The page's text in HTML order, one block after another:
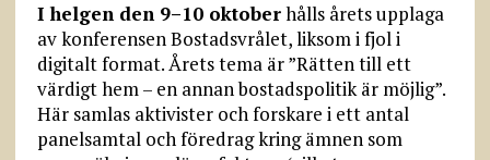
I helgen den 9–10 oktoberhålls årets upplaga
av konferensen Bostadsvrålet, liksom i fjol i
digitalt format. Årets tema är ”Rätten till ett
värdigt hem – en annan bostadspolitik är möjlig”.
Här samlas aktivister och forskare i ett antal
panelsamtal och föredrag kring ämnen som